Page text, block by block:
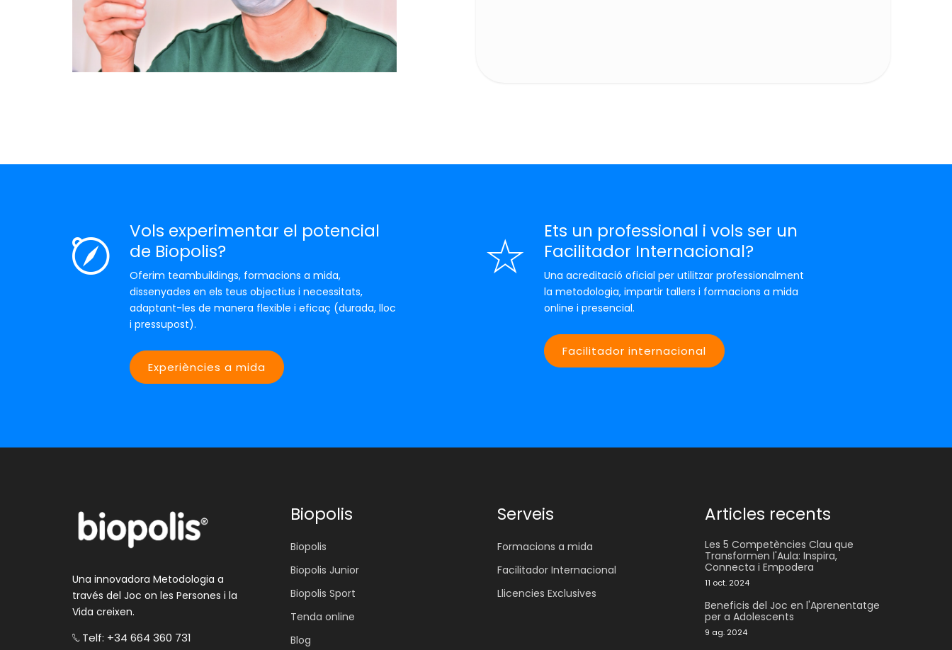
Vols experimentar el potencial
de Biopolis?
Oferim teambuildings, formacions a mida,
dissenyades en els teus objectius i necessitats,
adaptant-les de manera flexible i eficaç (durada, lloc
i pressupost).
Experiències a mida
Ets un professional i vols ser un
Facilitador Internacional?
Una acreditació oficial per utilitzar professionalment
la metodologia, impartir tallers i formacions a mida
online i presencial.
Facilitador internacional
Una innovadora Metodologia a
través del Joc on les Persones i la
Vida creixen.
Telf: +34 664 360 731
Biopolis
Biopolis
Biopolis Junior
Biopolis Sport
Tenda online
Blog
Serveis
Formacions a mida
Facilitador Internacional
Llicencies Exclusives
Articles recents
Les 5 Competències Clau que
Transformen l'Aula: Inspira,
Connecta i Empodera
11 oct. 2024
Beneficis del Joc en l'Aprenentatge
per a Adolescents
9 ag. 2024